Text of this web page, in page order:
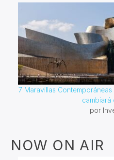
7 Maravillas
cambiará
por
NOW ON AIR